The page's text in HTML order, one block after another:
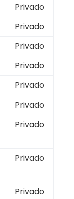
Privado
Privado
Privado
Privado
Privado
Privado
Privado
Privado
Privado